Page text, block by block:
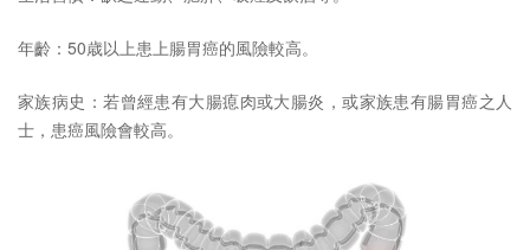
年齡：50歳以上患上腸胃癌的風險較高。
家族病史：若曾經患有大腸瘜肉或大腸炎，或家族患有腸胃癌之人
士，患癌風險會較高。